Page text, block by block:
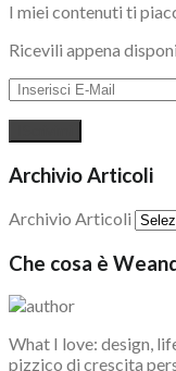
I miei contenuti ti
Ricevili appena
Archivio Articoli
Archivio Articoli
Che cosa è
What I love: design,
pizzico di crescita